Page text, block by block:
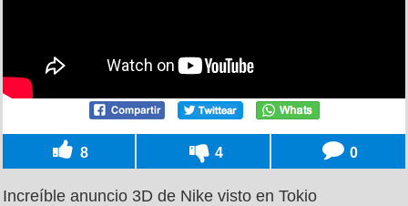
8 4 0
Increíble anuncio 3D de Nike visto en Tokio